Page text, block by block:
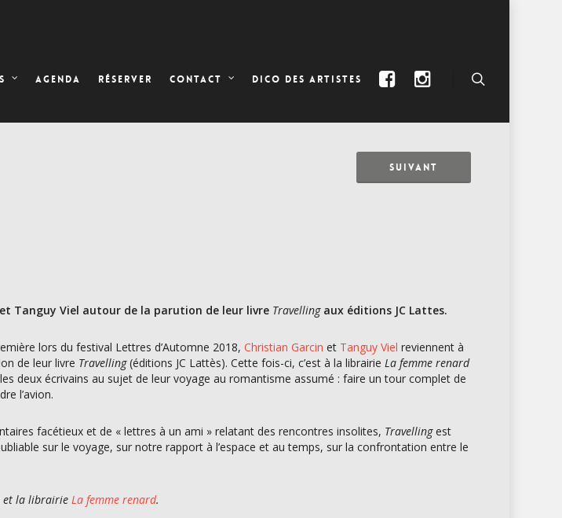
AGENDA RÉSERVER CONTACT DICO DES ARTISTES
SUIVANT
Tanguy Viel autour de la parution de leur livre Travellingaux éditions JC Lattes.
lors du festival Lettres d’Automne 2018,Christian Garcin et Tanguy Viel reviennent à
de leur livre Travelling(éditions JC Lattès). Cette fois-ci, c’est à la librairieLa femme renard
deux écrivains au sujet de leur voyage au romantisme assumé : faire un tour complet de
l’avion.
facétieux et de « lettres à un ami » relatant des rencontres insolites, Travellingest
sur le voyage, sur notre rapport à l’espace et au temps, sur la confrontation entre le
et la librairieLa femme renard.